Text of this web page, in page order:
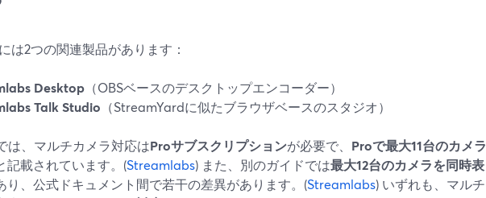
は2つの関連製品があります：
Desktop （OBSベースのデスクトップエンコーダー）
Talk Studio （StreamYardに似たブラウザベースのスタジオ）
は、マルチカメラ対応はProサブスクリプションが必要で、 Proで最大11台のカメラ
記載されています。(Streamlabs) また、別のガイドでは最大12台のカメラを同時表
り、公式ドキュメント間で若干の差異があります。(Streamlabs) いずれも、マルチ